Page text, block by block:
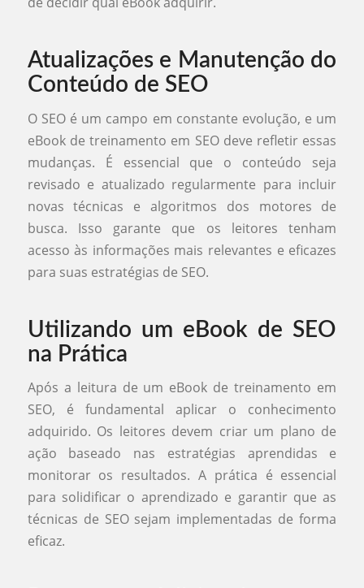
Atualizações e Manutenção do
Conteúdo de SEO
O SEO é um campo em constante evolução, e um
eBook de treinamento em SEO deve refletir essas
mudanças. É essencial que o conteúdo seja
revisado e atualizado regularmente para incluir
novas técnicas e algoritmos dos motores de
busca. Isso garante que os leitores tenham
acesso às informações mais relevantes e eficazes
para suas estratégias de SEO.
Utilizando um eBook de SEO
na Prática
Após a leitura de um eBook de treinamento em
SEO, é fundamental aplicar o conhecimento
adquirido. Os leitores devem criar um plano de
ação baseado nas estratégias aprendidas e
monitorar os resultados. A prática é essencial
para solidificar o aprendizado e garantir que as
técnicas de SEO sejam implementadas de forma
eficaz.